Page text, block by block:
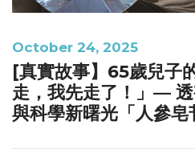
October 24, 2025
[真實故事】65歲兒子
走，我先走了！」—
與科學新曙光「人參皂